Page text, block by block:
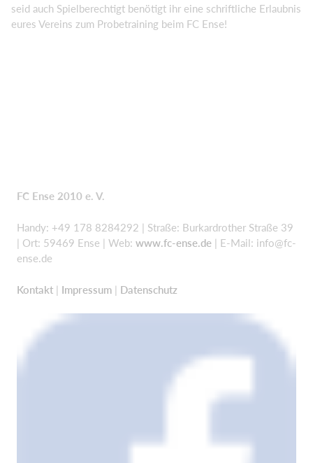
seid auch Spielberechtigt benötigt ihr eine schriftliche Erlaubnis
eures Vereins zum Probetraining beim FC Ense!
FC Ense 2010 e. V.
Handy: +49 178 8284292 | Straße: Burkardrother Straße 39
| Ort: 59469 Ense | Web: www.fc-ense.de | E-Mail: info@fc-
ense.de
Kontakt | Impressum | Datenschutz